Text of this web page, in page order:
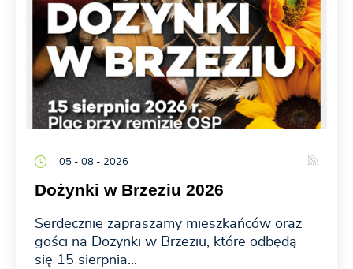
05 - 08 - 2026
Dożynki w Brzeziu 2026
Serdecznie zapraszamy mieszkańców oraz
gości na Dożynki w Brzeziu, które odbędą
się 15 sierpnia...